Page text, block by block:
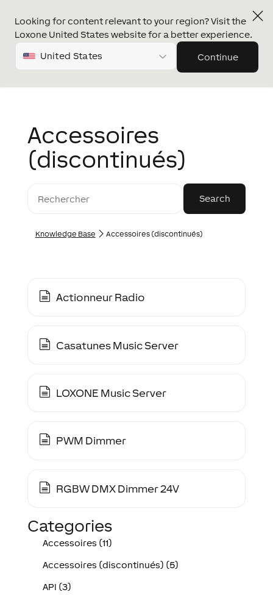
Looking for content relevant to your region? Visit the
Loxone United States website for a better experience.
United States Continue
Accessoires
(discontinués)
Knowledge Base Accessoires (discontinués)
Actionneur Radio
Casatunes Music Server
LOXONE Music Server
PWM Dimmer
RGBW DMX Dimmer 24V
Categories
Accessoires (11)
Accessoires (discontinués) (5)
API (3)